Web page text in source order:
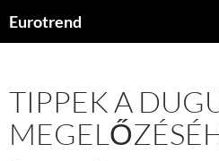
Eurotrend
TIPPEK A